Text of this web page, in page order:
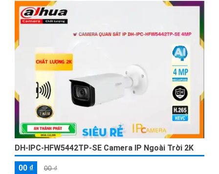
DH-IPC-HFW5442TP-SE Camera IP Ngoài Trời 2K
00 ₫ 00 ₫